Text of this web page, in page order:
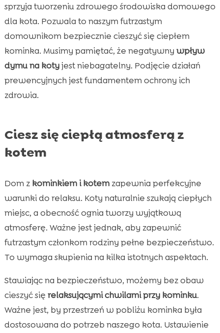
sprzyja tworzeniu zdrowego środowiska domowego
dla kota. Pozwala to naszym futrzastym
domownikom bezpiecznie cieszyć się ciepłem
kominka. Musimy pamiętać, że negatywny wpływ
dymu na kotyjest niebagatelny. Podjęcie działań
prewencyjnych jest fundamentem ochrony ich
zdrowia.
Ciesz się ciepłą atmosferą z
kotem
Dom z kominkiem i kotemzapewnia perfekcyjne
warunki do relaksu. Koty naturalnie szukają ciepłych
miejsc, a obecność ognia tworzy wyjątkową
atmosferę. Ważne jest jednak, aby zapewnić
futrzastym członkom rodziny pełne bezpieczeństwo.
To wymaga skupienia na kilka istotnych aspektach.
Stawiając na bezpieczeństwo, możemy bez obaw
cieszyć się relaksującymi chwilami przy kominku.
Ważne jest, by przestrzeń w pobliżu kominka była
dostosowana do potrzeb naszego kota. Ustawienie